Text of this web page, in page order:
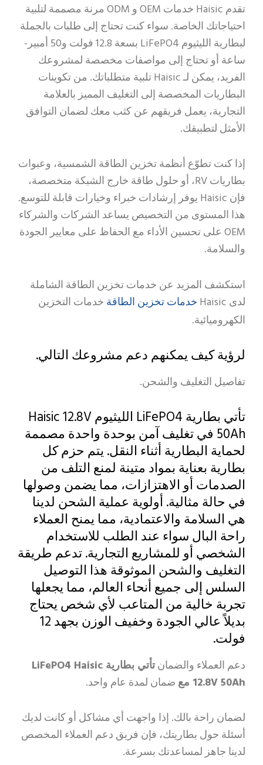
تقدم Haisic خدمات OEM و ODM مرنة مصممة لتلبية
احتياجاتك الخاصة. سواء كنت تحتاج إلى طلبات بالجملة
لبطارية الليثيوم LiFePO4 بسعة 12.8 فولت و50 أمبير-
ساعة أو تحتاج إلى مواصفات مخصصة لمشروعك
الفريد، يمكن لـ Haisic تلبية متطلباتك. من تكوينات
البطاريات المخصصة إلى التغليف المميز بالعلامة
التجارية، يعمل فريقهم عن كثب معك لضمان التوافق
الأمثل لتطبيقك.
إذا كنت تطوّع أنظمة تخزين الطاقة الشمسية، وعبوات
بطاريات RV، أو حلول طاقة خارج الشبكة متخصصة،
فإن Haisic يوفر إرشادات خبراء وخيارات قابلة للتوسع.
هذا المستوى من التخصيص يساعد الشركات والشركاء
OEM على تحسين الأداء مع الحفاظ على معايير الجودة
والسلامة.
استكشف المزيد عن خدمات تخزين الطاقة الشاملة
لدى Haisic
خدمات تخزين الطاقة خدمات التخزين
الكهروميائية.
لرؤية كيف يمكنهم دعم مشروعك التالي.
تفاصيل التغليف والشحن.
تأتي بطارية LiFePO4 الليثيوم Haisic 12.8V
50Ah في تغليف آمن بوحدة واحدة مصممة
لحماية البطارية أثناء النقل. يتم حزم كل
بطارية بعناية بمواد متينة لمنع التلف من
الصدمات أو الاهتزازات، مما يضمن وصولها
في حالة مثالية. أولوية عملية الشحن لدينا
هي السلامة والاعتمادية، مما يمنح العملاء
راحة البال سواء عند الطلب للاستخدام
الشخصي أو للمشاريع التجارية. تدعم طريقة
التغليف والشحن الموثوقة هذا التوصيل
السلس إلى جميع أنحاء العالم، مما يجعلها
تجربة خالية من المتاعب لأي شخص يحتاج
بديلاً عالي الجودة وخفيف الوزن بجهد 12
فولت.
دعم العملاء والضمان
تأتي بطارية LiFePO4 Haisic
12.8V 50Ah مع
ضمان لمدة عام واحد.
لضمان راحة بالك. إذا واجهت أي مشاكل أو كانت لديك
أسئلة حول بطاريتك، فإن فريق دعم العملاء المخصص
لدينا جاهز لمساعدتك بسرعة.